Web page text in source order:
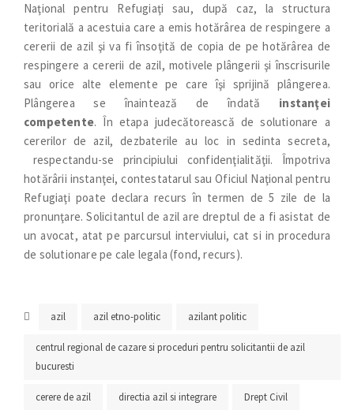
Naţional pentru Refugiaţi sau, după caz, la structura
teritorială a acestuia care a emis hotărârea de respingere a
cererii de azil şi va fi însoţită de copia de pe hotărârea de
respingere a cererii de azil, motivele plângerii şi înscrisurile
sau orice alte elemente pe care îşi sprijină plângerea.
Plângerea se înaintează de îndată instanţei
competente. În etapa judecătorească de solutionare a
cererilor de azil, dezbaterile au loc in sedinta secreta,
respectandu-se principiului confidenţialităţii. Împotriva
hotărârii instanţei, contestatarul sau Oficiul Naţional pentru
Refugiaţi poate declara recurs în termen de 5 zile de la
pronunţare. Solicitantul de azil are dreptul de a fi asistat de
un avocat, atat pe parcursul interviului, cat si in procedura
de solutionare pe cale legala (fond, recurs).
azil azil etno-politic azilant politic
centrul regional de cazare si proceduri pentru solicitantii de azil
bucuresti
cerere de azil directia azil si integrare Drept Civil